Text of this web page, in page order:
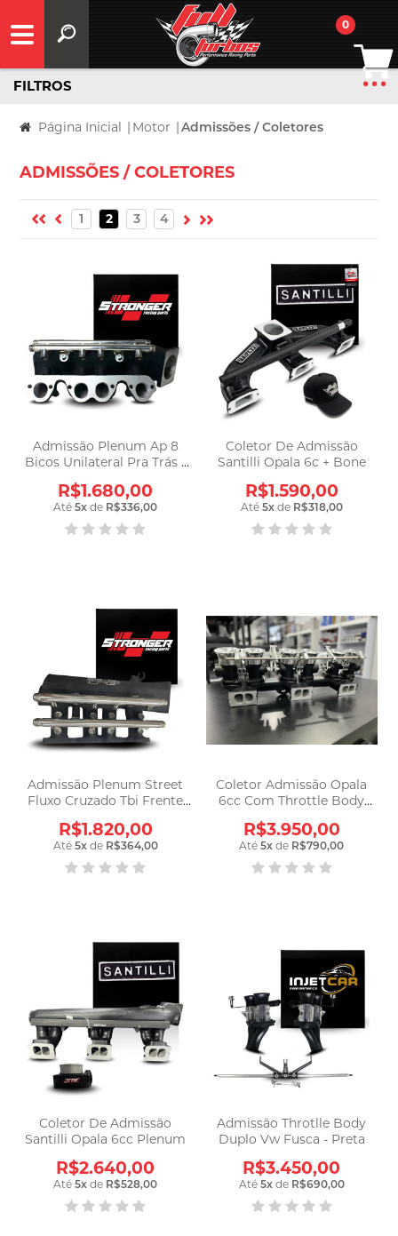
0
Página Inicial | Motor |Admissões / Coletores
FILTROS
ADMISSÕES / COLETORES
1 2 3 4
Admissão Plenum Ap 8
Bicos Unilateral Pra Trás -
R$1.680,00
Até5x de R$336,00
Coletor De Admissão
Santilli Opala 6c + Bone
R$1.590,00
Até 5xde R$318,00
Admissão Plenum Street
Fluxo Cruzado Tbi Frente
R$1.820,00
Até 5xde R$364,00
Coletor Admissão Opala
6cc Com Throttle Body
R$3.950,00
Até5x de R$790,00
Coletor De Admissão
Santilli Opala 6cc Plenum
R$2.640,00
Até5x de R$528,00
Admissão Throtlle Body
Duplo Vw Fusca - Preta
R$3.450,00
Até 5xde R$690,00